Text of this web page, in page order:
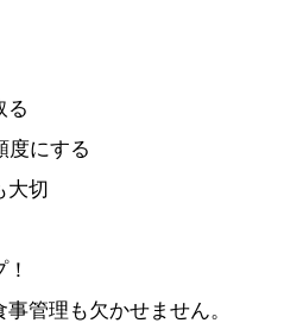
る
度にする
大切
管理も欠かせません。